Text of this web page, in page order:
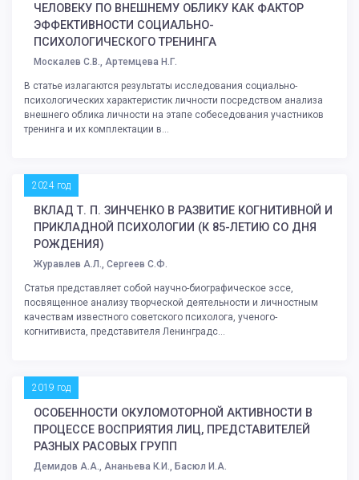
ЧЕЛОВЕКУ ПО ВНЕШНЕМУ ОБЛИКУ КАК ФАКТОР
ЭФФЕКТИВНОСТИ СОЦИАЛЬНО-
ПСИХОЛОГИЧЕСКОГО ТРЕНИНГА
Москалев С.В., Артемцева Н.Г.
В статье излагаются результаты исследования социально-
психологических характеристик личности посредством анализа
внешнего облика личности на этапе собеседования участников
тренинга и их комплектации в...
2024 год
ВКЛАД Т. П. ЗИНЧЕНКО В РАЗВИТИЕ КОГНИТИВНОЙ И
ПРИКЛАДНОЙ ПСИХОЛОГИИ (К 85-ЛЕТИЮ СО ДНЯ
РОЖДЕНИЯ)
Журавлев А.Л., Сергеев С.Ф.
Статья представляет собой научно-биографическое эссе,
посвященное анализу творческой деятельности и личностным
качествам известного советского психолога, ученого-
когнитивиста, представителя Ленинградс...
2019 год
ОСОБЕННОСТИ ОКУЛОМОТОРНОЙ АКТИВНОСТИ В
ПРОЦЕССЕ ВОСПРИЯТИЯ ЛИЦ, ПРЕДСТАВИТЕЛЕЙ
РАЗНЫХ РАСОВЫХ ГРУПП
Демидов А.А., Ананьева К.И., Басюл И.А.